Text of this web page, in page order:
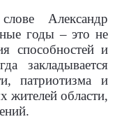
Александр
годы – это не
способностей и
закладывается
патриотизма и
жителей области,